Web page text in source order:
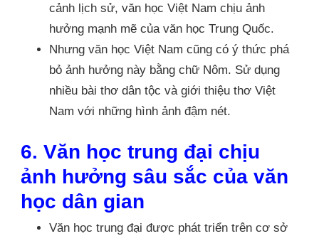
cảnh lịch sử, văn học Việt Nam chịu ảnh
hưởng mạnh mẽ của văn học Trung Quốc.
Nhưng văn học Việt Nam cũng có ý thức phá
bỏ ảnh hưởng này bằng chữ Nôm. Sử dụng
nhiều bài thơ dân tộc và giới thiệu thơ Việt
Nam với những hình ảnh đậm nét.
6. Văn học trung đại chịu
ảnh hưởng sâu sắc của văn
học dân gian
Văn học trung đại được phát triển trên cơ sở